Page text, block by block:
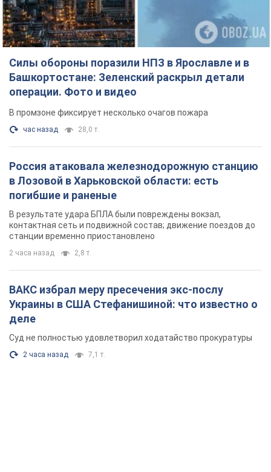
Силы обороны поразили НПЗ в Ярославле и в
Башкортостане: Зеленский раскрыл детали
операции. Фото и видео
В промзоне фиксирует несколько очагов пожара
час назад 28,0 т.
Россия атаковала железнодорожную станцию
в Лозовой в Харьковской области: есть
погибшие и раненые
В результате удара БПЛА были повреждены вокзал,
контактная сеть и подвижной состав; движение поездов до
станции временно приостановлено
2 часа назад 2,8 т.
ВАКС избрал меру пресечения экс-послу
Украины в США Стефанишиной: что известно о
деле
Суд не полностью удовлетворил ходатайство прокуратуры
2 часа назад 7,1 т.